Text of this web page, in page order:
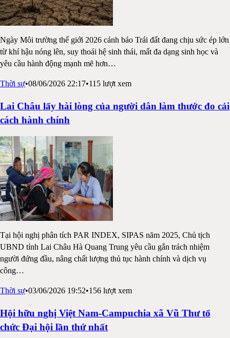
Ngày Môi trường thế giới 2026 cảnh báo Trái đất đang chịu sức ép lớn
từ khí hậu nóng lên, suy thoái hệ sinh thái, mất đa dạng sinh học và
yêu cầu hành động mạnh mẽ hơn…
Thời sự•08/06/2026 22:17•115 lượt xem
Lai Châu lấy hài lòng của người dân làm thước đo cải
cách hành chính
Tại hội nghị phân tích PAR INDEX, SIPAS năm 2025, Chủ tịch
UBND tỉnh Lai Châu Hà Quang Trung yêu cầu gắn trách nhiệm
người đứng đầu, nâng chất lượng thủ tục hành chính và dịch vụ
công…
Thời sự•03/06/2026 19:52•156 lượt xem
Hội hữu nghị Việt Nam-Campuchia xã Vũ Thư tổ
chức Đại hội lần thứ nhất